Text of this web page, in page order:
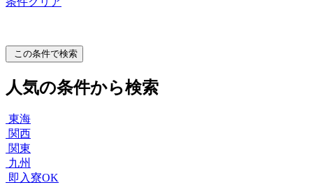
この条件で検索
人気の条件から検索
東海
関西
関東
九州
即入寮OK